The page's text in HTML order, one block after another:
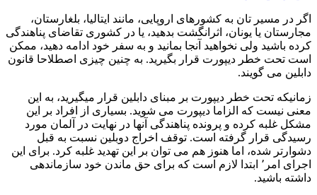
اگر در مسیر تان به کشورهای اروپایی، مانند ایتالیا، بلغارستان،
مجارستان یا یونان، اثرانگشت بدهید، یا در کشوری تقاضای پناهندگی
کرده باشید ولی نخواهید آنجا بمانید و به سفر خود ادامه دهید، ممکن
است تحت خطر دیپورت قرار بگیرید. به چنین چیزی اصطلاحا قانون
دابلین می گویند.
زمانیکه تحت خطر دیپورت بر مبنای دابلین قرار میگیرید، به این
معنی نیست که الزاما دیپورت می شوید. بسیاری از افراد بر این
مشکل غلبه کرده و پرونده پناهندگی آنها در نهایت در آلمان مورد
رسیدگی قرار گرفته است. توقف اخراج دوبلین نسبت به قبل
دشوارتر شده، اما هنوز هم می توان بر این تهدید غلبه کرد. برای این
اجرای امر٬ ابتدا لازم است که برای حق ماندن خود سازماندهی
داشته باشید.